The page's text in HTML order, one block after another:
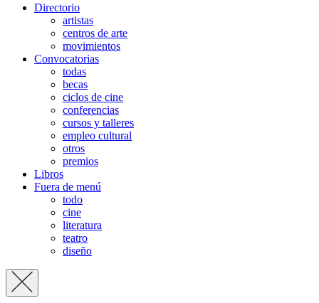
Directorio
artistas
centros de arte
movimientos
Convocatorias
todas
becas
ciclos de cine
conferencias
cursos y talleres
empleo cultural
otros
premios
Libros
Fuera de menú
todo
cine
literatura
teatro
diseño